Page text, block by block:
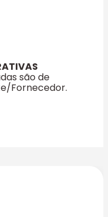
são de
Fornecedor.